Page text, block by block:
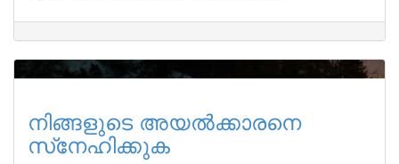
നിങ്ങളുടെ അയൽക്കാരനെ
സ്‌നേഹിക്കുക